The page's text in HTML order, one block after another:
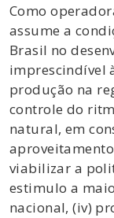
Como
assume a
Brasil no
imprescindível
produção na
controle do
natural, em
viabilizar a
estimulo a
nacional, (iv)